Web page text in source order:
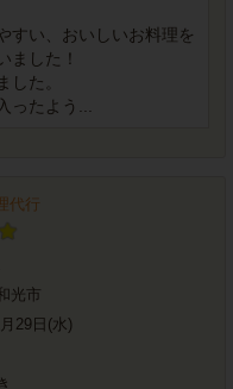
すい、おいしいお料理を
ました！
した。
ったよう...
代行
光市
29日(水)